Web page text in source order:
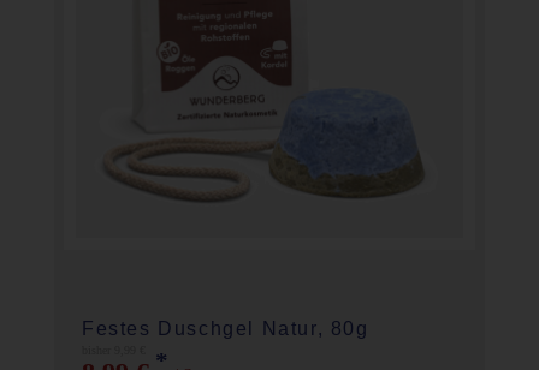
Festes Duschgel Natur, 80g
*